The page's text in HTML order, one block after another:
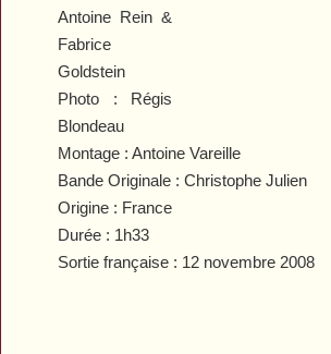
Antoine Rein &
Fabrice
Goldstein
Photo : Régis
Blondeau
Montage : Antoine Vareille
Bande Originale : Christophe Julien
Origine : France
Durée : 1h33
Sortie française : 12 novembre 2008